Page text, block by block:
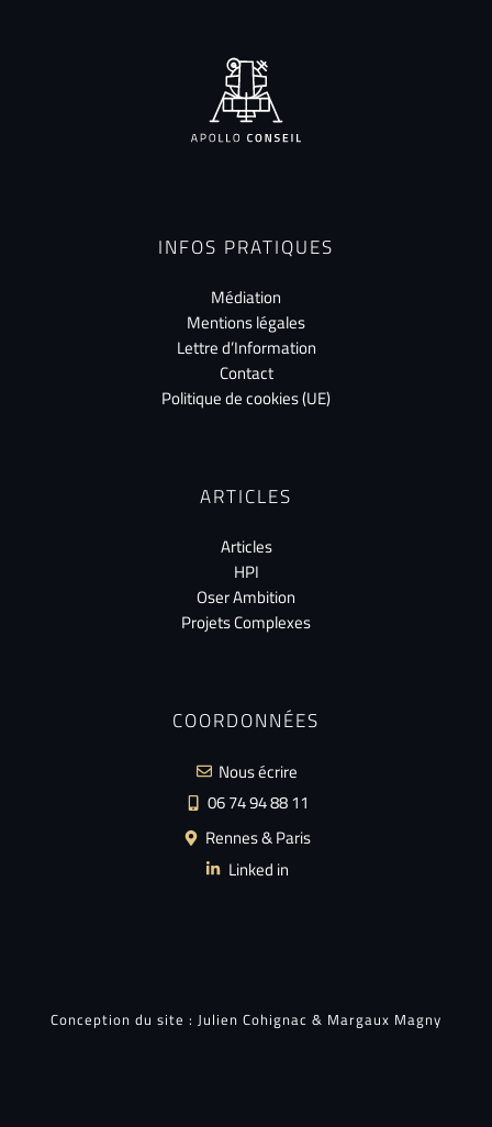
INFOS PRATIQUES
Médiation
Mentions légales
Lettre d’Information
Contact
Politique de cookies (UE)
ARTICLES
Articles
HPI
Oser Ambition
Projets Complexes
COORDONNÉES
Nous écrire
06 74 94 88 11
Rennes & Paris
Linked in
Conception du site : Julien Cohignac & Margaux Magny